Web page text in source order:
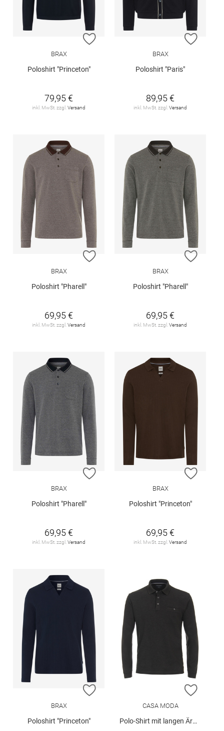
ZUR WUNSCHLISTE HINZUFÜGEN
BRAX
Poloshirt "Princeton"
79,95 €
inkl. MwSt. zzgl. Versand
ZUR
BRAX
Poloshirt "Paris"
89,95 €
inkl. MwSt. zzgl. Versand
ZUR WUNSCHLISTE HINZUFÜGEN
BRAX
Poloshirt "Pharell"
69,95 €
inkl. MwSt. zzgl. Versand
ZUR
BRAX
Poloshirt "Pharell"
69,95 €
inkl. MwSt. zzgl. Versand
ZUR WUNSCHLISTE HINZUFÜGEN
BRAX
Poloshirt "Pharell"
69,95 €
inkl. MwSt. zzgl. Versand
ZUR
BRAX
Poloshirt "Princeton"
69,95 €
inkl. MwSt. zzgl. Versand
ZUR WUNSCHLISTE HINZUFÜGEN
BRAX
Poloshirt "Princeton"
ZUR
CASA MODA
Polo-Shirt mit langen Ärmeln